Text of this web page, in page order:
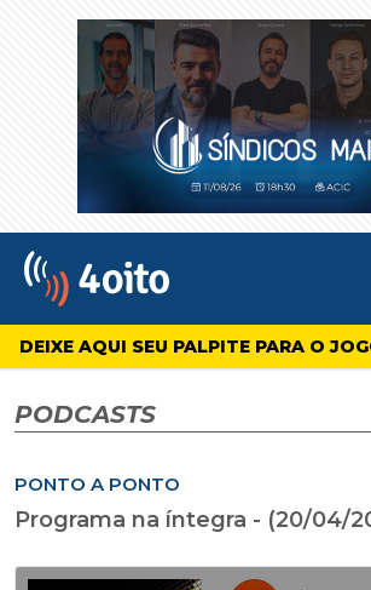
4oito
DEIXE AQUI SEU PALPITE PARA O
PODCASTS
PONTO A PONTO
Programa na íntegra - (20/04/